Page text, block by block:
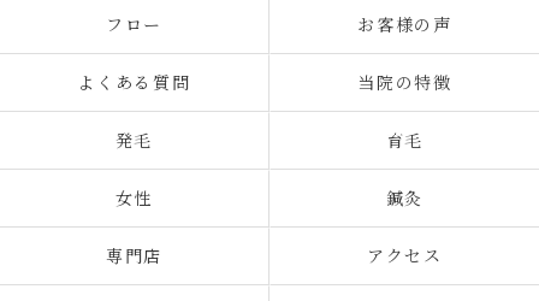
フロー お客様の声
よくある質問 当院の特徴
発毛 育毛
女性 鍼灸
専門店 アクセス